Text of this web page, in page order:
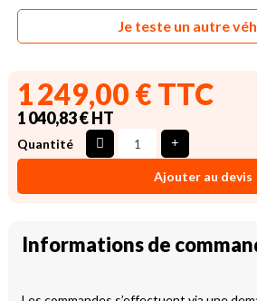
Je teste un autre
1 249,00 € TTC
1 040,83 € HT
Quantité
Ajouter au devis
Informations de